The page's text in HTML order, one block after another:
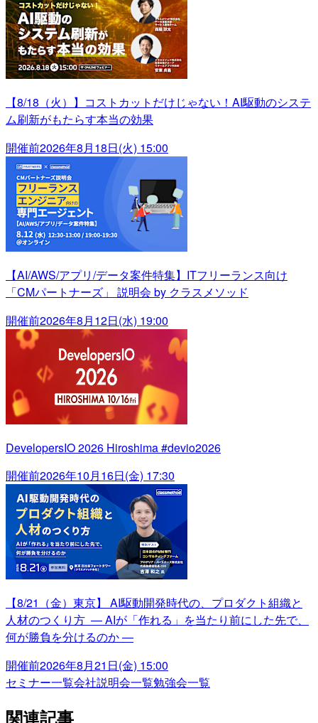
【8/18（火）】コストカットだけじゃない！AI駆動のシステ
ム刷新がもたらす本当の効果
開催前2026年8月18日(火) 15:00
【AI/AWS/アプリ/データ案件特集】ITフリーランス向け
「CMパートナーズ」 説明会 by クラスメソッド
開催前2026年8月12日(水) 19:00
DevelopersIO 2026 Hiroshima #devio2026
開催前2026年10月16日(金) 17:30
【8/21（金）東京】 AI駆動開発時代の、プロダクト組織と
人材のつくり方 ― AIが「作れる」を当たり前にした先で、
何が勝負を分けるのか ―
開催前2026年8月21日(金) 15:00
セミナー一覧会社説明会一覧勉強会一覧
関連記事